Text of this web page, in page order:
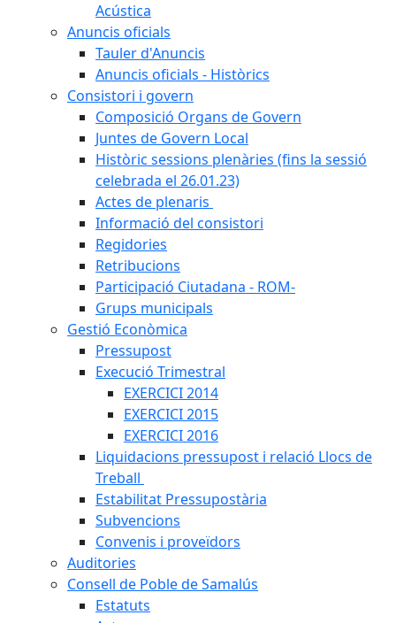
Acústica
Anuncis oficials
Tauler d'Anuncis
Anuncis oficials - Històrics
Consistori i govern
Composició Organs de Govern
Juntes de Govern Local
Històric sessions plenàries (fins la sessió
celebrada el 26.01.23)
Actes de plenaris
Informació del consistori
Regidories
Retribucions
Participació Ciutadana - ROM-
Grups municipals
Gestió Econòmica
Pressupost
Execució Trimestral
EXERCICI 2014
EXERCICI 2015
EXERCICI 2016
Liquidacions pressupost i relació Llocs de
Treball
Estabilitat Pressupostària
Subvencions
Convenis i proveïdors
Auditories
Consell de Poble de Samalús
Estatuts